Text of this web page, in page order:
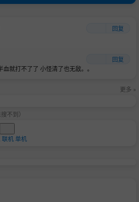
回复
回复
血就打不了了 小怪清了也无敌。。
更多 »
不到）
联机单机